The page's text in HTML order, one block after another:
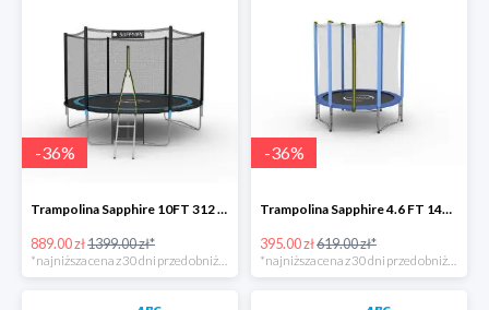
-36%
Trampolina Sapphire 10FT 312 cm + drabinka GRATISY -36%
889.00 zł1399.00 zł*
*najniższa cena z 30 dni przed obniżką
-36%
Trampolina Sapphire 4.6 FT 140 cm -36%
395.00 zł619.00 zł*
*najniższa cena z 30 dni przed obniżką